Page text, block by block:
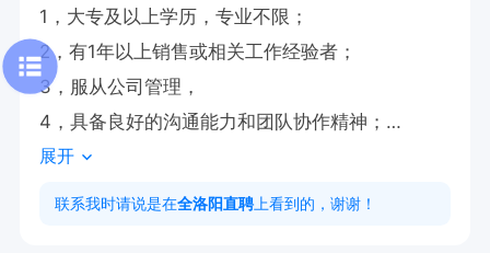
1，大专及以上学历，专业不限；
2，有1年以上销售或相关工作经验者；
3，服从公司管理，
4，具备良好的沟通能力和团队协作精神；
5，工作细致、责任心强。
展开
联系我时请说是在全洛阳直聘 上看到的，谢谢！